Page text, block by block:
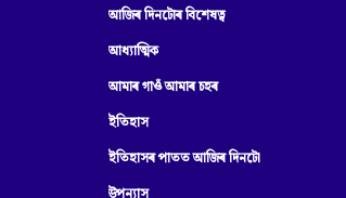
আজিৰ দিনটোৰ বিশেষত্ব
আধ্যাত্মিক
আমাৰ গাওঁ আমাৰ চহৰ
ইতিহাস
ইতিহাসৰ পাতত আজিৰ দিনটো